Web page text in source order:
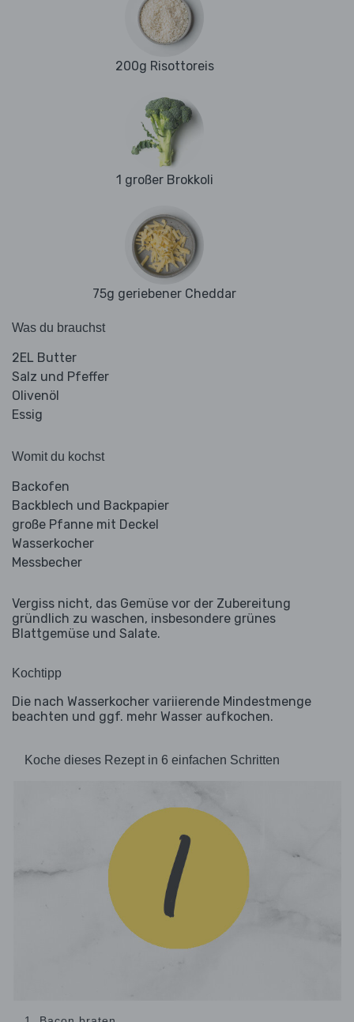
200g Risottoreis
1 großer Brokkoli
75g geriebener Cheddar
Was du brauchst
2EL Butter
Salz und Pfeffer
Olivenöl
Essig
Womit du kochst
Backofen
Backblech und Backpapier
große Pfanne mit Deckel
Wasserkocher
Messbecher
Vergiss nicht, das Gemüse vor der Zubereitung
gründlich zu waschen, insbesondere grünes
Blattgemüse und Salate.
Kochtipp
Die nach Wasserkocher variierende Mindestmenge
beachten und ggf. mehr Wasser aufkochen.
Koche dieses Rezept in 6 einfachen Schritten